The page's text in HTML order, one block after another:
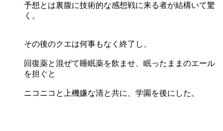
予想とは裏腹に技術的な感想戦に来る者が結構いて驚
く。
その後のクエは何事もなく終了し、
回復薬と混ぜて睡眠薬を飲ませ、眠ったままのエール
を担ぐと
ニコニコと上機嫌な清と共に、学園を後にした。